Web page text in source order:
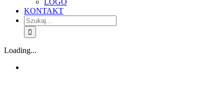
LOGO
KONTAKT
Szukaj
Loading...